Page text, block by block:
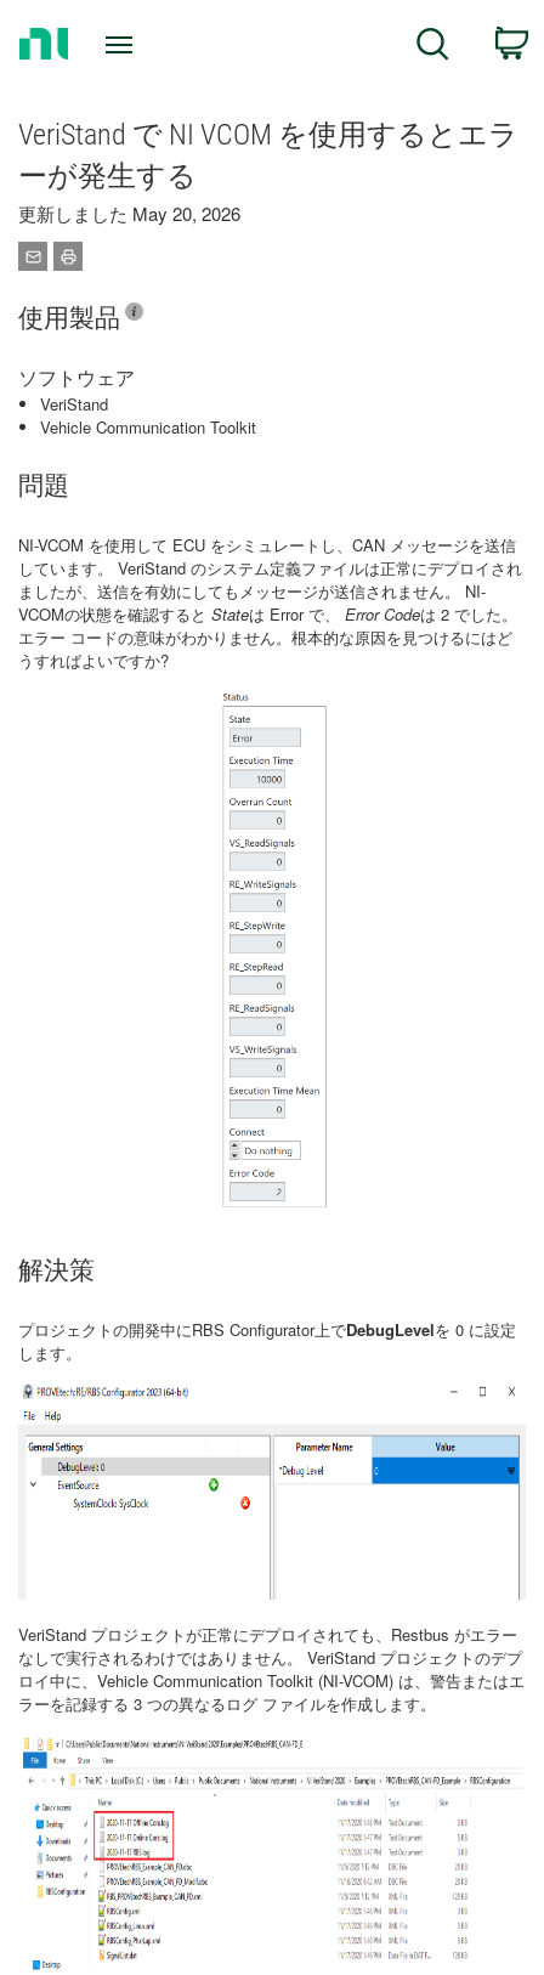
Search
VeriStand で NI VCOM を使用するとエラ
ーが発生する
更新しました May 20, 2026
使用製品
ソフトウェア
VeriStand
Vehicle Communication Toolkit
問題
NI-VCOM を使用して ECU をシミュレートし、CAN メッセージを送信
しています。 VeriStand のシステム定義ファイルは正常にデプロイされ
ましたが、送信を有効にしてもメッセージが送信されません。 NI-
VCOMの状態を確認すると Stateは Error で、 Error Codeは 2 でした。
エラー コードの意味がわかりません。根本的な原因を見つけるにはど
うすればよいですか?
解決策
プロジェクトの開発中にRBS Configurator上でDebugLevelを 0 に設定
します。
VeriStand プロジェクトが正常にデプロイされても、Restbus がエラー
なしで実行されるわけではありません。 VeriStand プロジェクトのデプ
ロイ中に、Vehicle Communication Toolkit (NI-VCOM) は、警告またはエ
ラーを記録する 3 つの異なるログ ファイルを作成します。